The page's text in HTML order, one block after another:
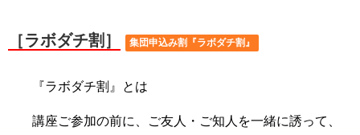
［ラボダチ割］ 集団申込み割『ラボダチ割』
『ラボダチ割』とは
講座ご参加の前に、ご友人・ご知人を一緒に誘って、